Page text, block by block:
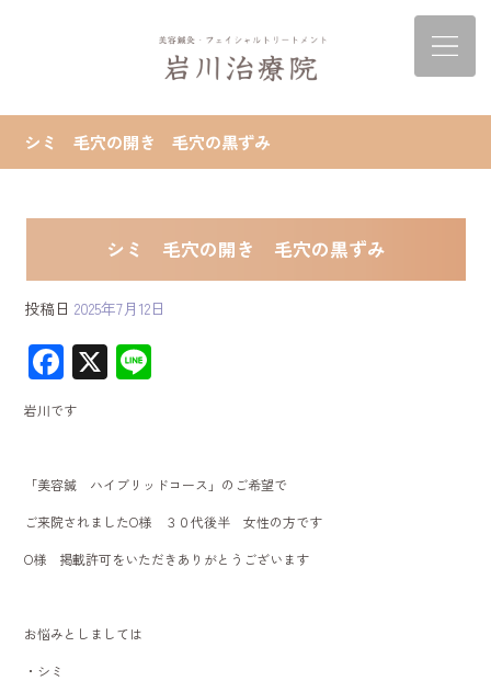
シミ 毛穴の開き 毛穴の黒ずみ
シミ 毛穴の開き 毛穴の黒ずみ
投稿日 2025年7月12日
F
ac
e
b
o
ok
X
岩川です
「美容鍼 ハイブリッドコース」のご希望で
ご来院されましたO様 ３０代後半 女性の方です
O様 掲載許可をいただきありがとうございます
お悩みとしましては
・シミ